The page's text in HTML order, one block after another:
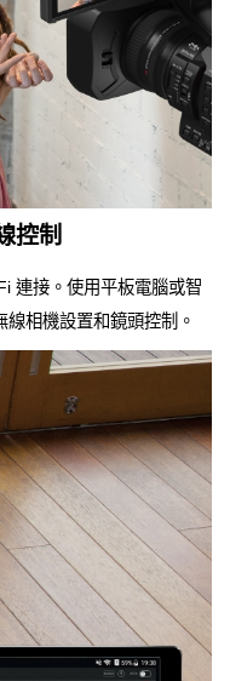
控制
連接。使用平板電腦或智
相機設置和鏡頭控制。